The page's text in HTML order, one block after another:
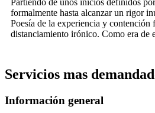
formalmente hasta alcanzar un rigor
Poesía de la experiencia y contención
distanciamiento irónico. Como era de
Servicios mas
Información general